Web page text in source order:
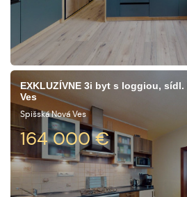
EXKLUZÍVNE 3i byt s loggiou,
Ves
Spišská Nová Ves
164 000€